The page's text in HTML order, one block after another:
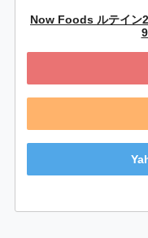
Now Foods ルテイン